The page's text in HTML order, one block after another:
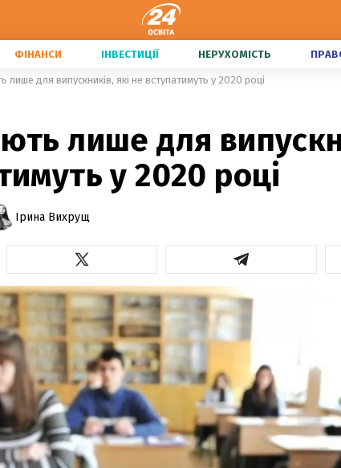
ФІНАНСИ ІНВЕСТИЦІЇ НЕРУХОМІСТЬ
лише для випускників, які не вступатимуть у 2020 році
лише для
у 2020 році
Ірина Вихрущ